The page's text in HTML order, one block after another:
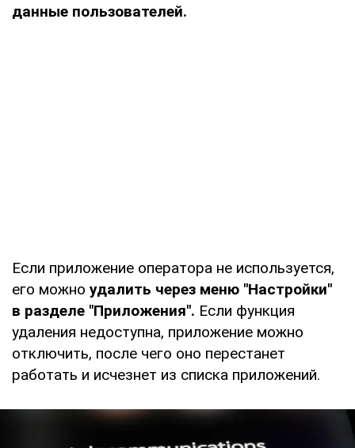
данные пользователей.
Если приложение оператора не используется,
его можно удалить через меню "Настройки"
в разделе "Приложения". Если функция
удаления недоступна, приложение можно
отключить, после чего оно перестанет
работать и исчезнет из списка приложений.